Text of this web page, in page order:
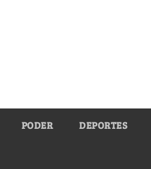
PODER DEPORTES